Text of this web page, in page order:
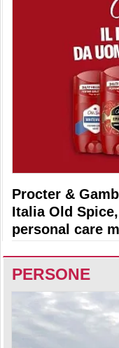
Procter &
Italia Old
personal care
PERSONE